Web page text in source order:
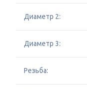
Диаметр 2:
Диаметр 3:
Резьба: